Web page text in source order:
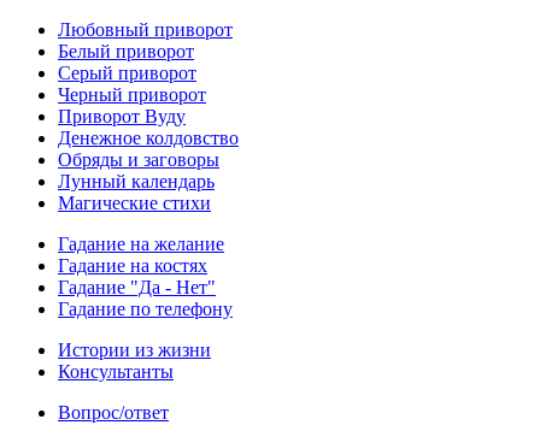
Любовный приворот
Белый приворот
Серый приворот
Черный приворот
Приворот Вуду
Денежное колдовство
Обряды и заговоры
Лунный календарь
Магические стихи
Гадание на желание
Гадание на костях
Гадание "Да - Нет"
Гадание по телефону
Истории из жизни
Консультанты
Вопрос/ответ